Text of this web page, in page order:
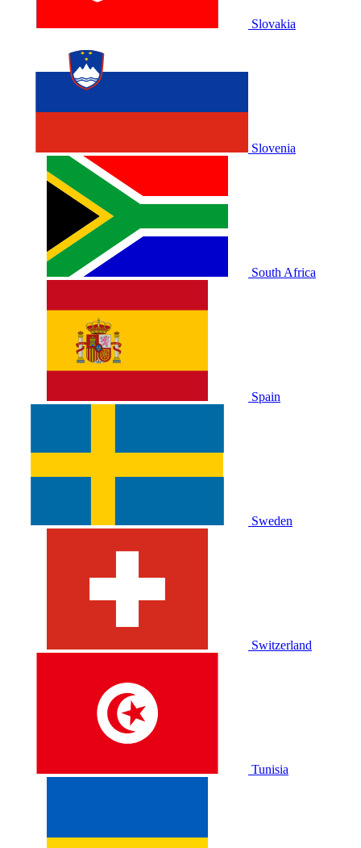
Slovakia
Slovenia
South Africa
Spain
Sweden
Switzerland
Tunisia